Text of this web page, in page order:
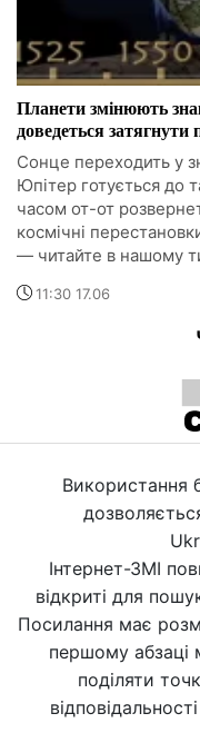
Планети змінюють
доведеться затягнути
Сонце переходить у
Юпітер готується до
часом от-от
космічні
— читайте в нашому
11:30 17.06
Використання
Інтернет-ЗМІ
відкриті для
Посилання має
першому абзаці
поділяти